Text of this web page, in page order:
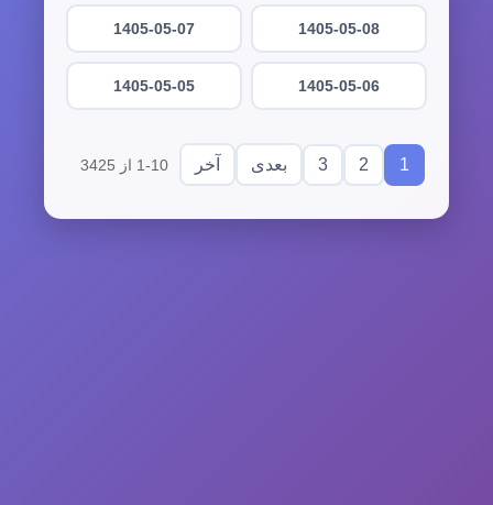
1405-05-08
1405-05-07
1405-05-06
1405-05-05
1
2
3 بعدی آخر 1-10 از 3425